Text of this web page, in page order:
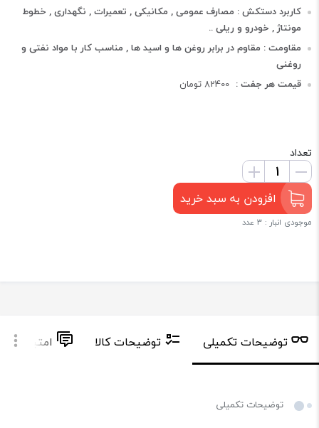
کاربرد دستکش : مصارف عمومی , مکانیکی , تعمیرات , نگهداری , خطوط
مونتاژ , خودرو و ریلی ..
مقاومت : مقاوم در برابر روغن ها و اسید ها , مناسب کار با مواد نفتی و
روغنی
قیمت هر جفت : 82400 تومان
تعداد
افزودن به سبد خرید
موجودی انبار : 3 عدد
توضیحات تکمیلی توضیحات کالا امتیاز و
توضیحات تکمیلی